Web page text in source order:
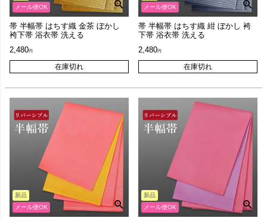
メール便OK
帯 半幅帯 はちす織 金茶 ぼかし
袴下帯 浴衣帯 洗える
2,480
在庫切れ
メール便OK
帯 半幅帯 はちす織 紺 ぼかし 袴
下帯 浴衣帯 洗える
2,480
在庫切れ
新品
メール便OK
新品
メール便OK